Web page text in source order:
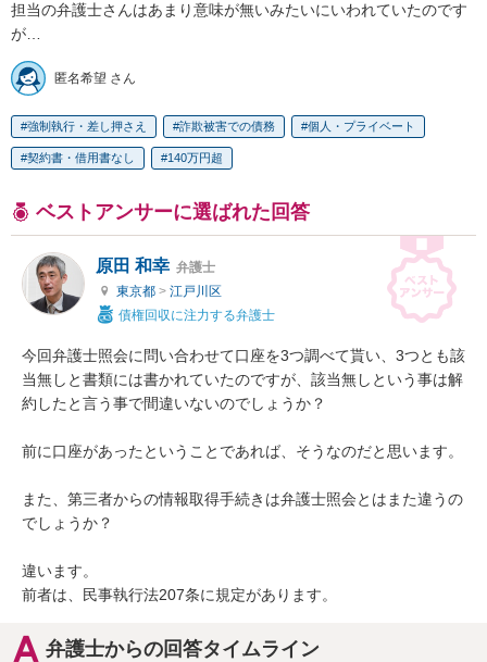
担当の弁護士さんはあまり意味が無いみたいにいわれていたのです
が…
匿名希望 さん
強制執行・差し押さえ 詐欺被害での債務 個人・プライベート
契約書・借用書なし 140万円超
ベストアンサーに選ばれた回答
原田 和幸 弁護士
東京都 > 江戸川区
債権回収に注力する弁護士
今回弁護士照会に問い合わせて口座を3つ調べて貰い、3つとも該
当無しと書類には書かれていたのですが、該当無しという事は解
約したと言う事で間違いないのでしょうか？
前に口座があったということであれば、そうなのだと思います。
また、第三者からの情報取得手続きは弁護士照会とはまた違うの
でしょうか？
違います。
前者は、民事執行法207条に規定があります。
弁護士からの回答タイムライン